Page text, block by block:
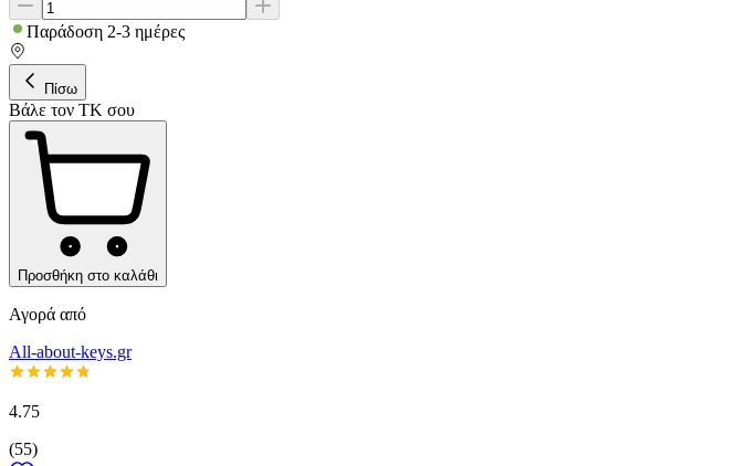
Παράδοση 2-3 ημέρες
Πίσω
Βάλε τον ΤΚ σου
Προσθήκη στο καλάθι
Αγορά από
All-about-keys.gr
4.75
(55)